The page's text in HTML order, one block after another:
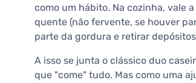
como um hábito. Na cozinha, vale
quente (não fervente, se houver
parte da gordura e retirar
A isso se junta o clássico duo
que "come" tudo. Mas como uma